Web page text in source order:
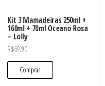
Kit 3 Mamadeiras 250ml +
160ml + 70ml Oceano Rosa
– Lolly
R$69,90
Comprar